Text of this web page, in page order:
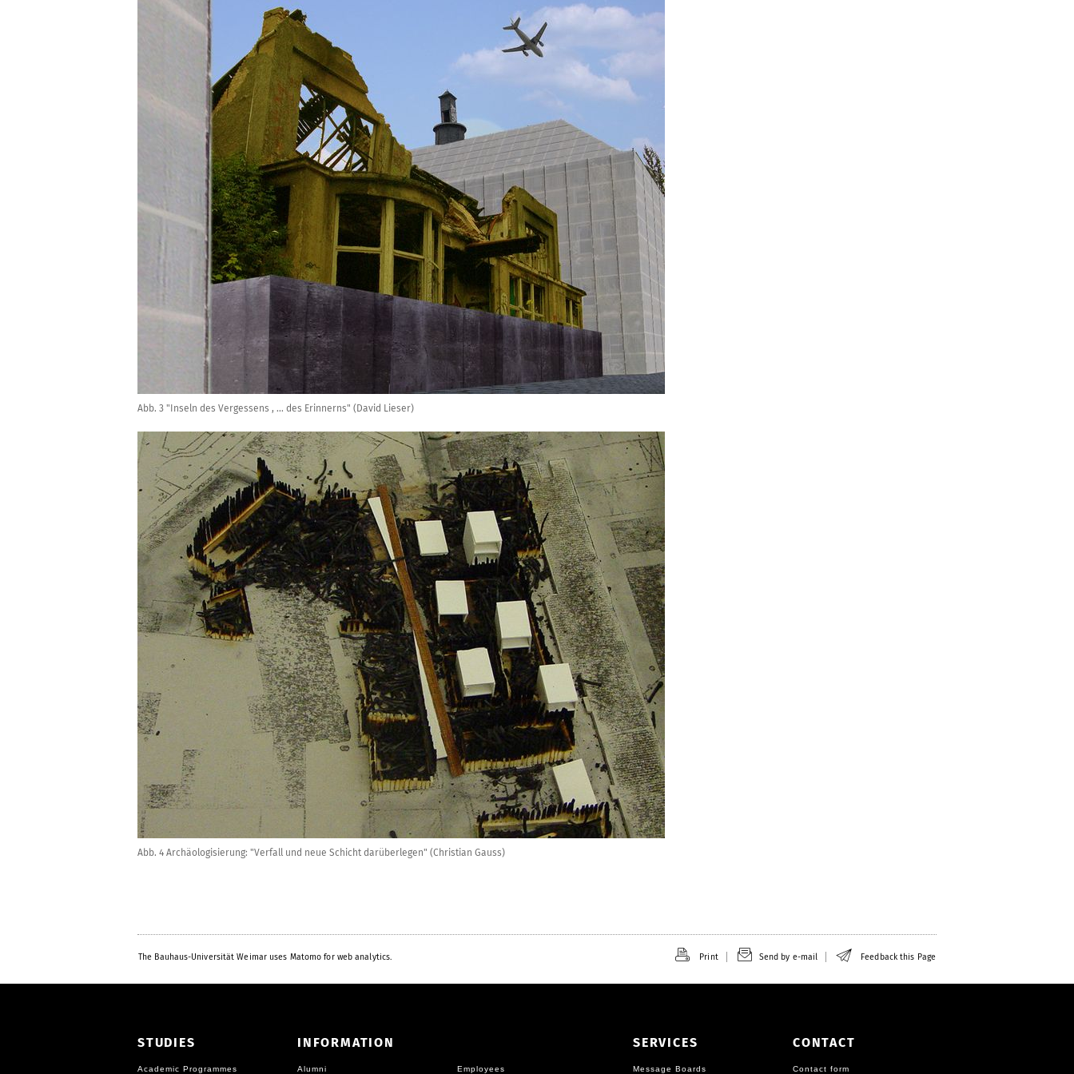
Abb. 3 "Inseln des Vergessens , ... des Erinnerns" (David Lieser)
Abb. 4 Archäologisierung: "Verfall und neue Schicht darüberlegen" (Christian Gauss)
The Bauhaus-Universität Weimar uses Matomo for web analytics. Print Send by e-mail Feedback this Page
STUDIES
Academic Programmes
INFORMATION
Alumni Employees
SERVICES
Message Boards
CONTACT
Contact form